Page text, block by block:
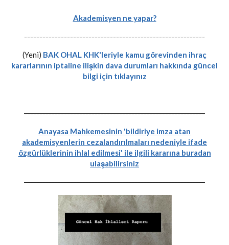
Akademisyen ne yapar?
-----------------------------------------------------------
(Yeni) BAK OHAL KHK'leriyle kamu görevinden ihraç
kararlarının iptaline ilişkin dava durumları hakkında güncel
bilgi için tıklayınız
-----------------------------------------------------------
Anayasa Mahkemesinin 'bildiriye imza atan
akademisyenlerin cezalandırılmaları nedeniyle ifade
özgürlüklerinin ihlal edilmesi' ile ilgili kararına buradan
ulaşabilirsiniz
-----------------------------------------------------------